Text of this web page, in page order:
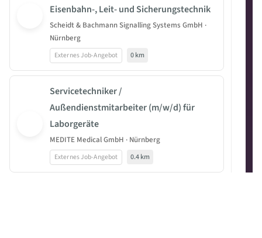
Eisenbahn-, Leit- und Sicherungstechnik
Scheidt & Bachmann Signalling Systems GmbH ·
Nürnberg
Externes Job-Angebot 0 km
Servicetechniker /
Außendienstmitarbeiter (m/w/d) für
Laborgeräte
MEDITE Medical GmbH · Nürnberg
Externes Job-Angebot 0.4 km